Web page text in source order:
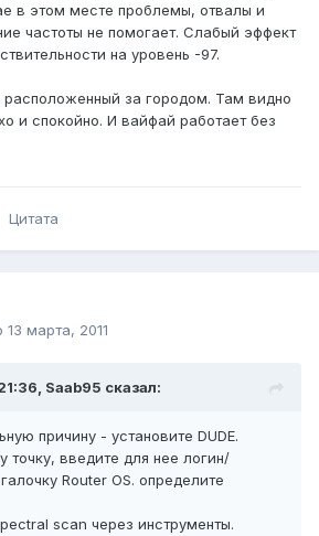
в этом месте проблемы, отвалы и
частоты не помогает. Слабый эффект
на уровень -97.
за городом. Там видно
и спокойно. И вайфай работает без
Цитата
13 марта, 2011
Saab95 сказал:
причину - установите DUDE.
точку, введите для нее логин/
Router OS. определите
scan через инструменты.